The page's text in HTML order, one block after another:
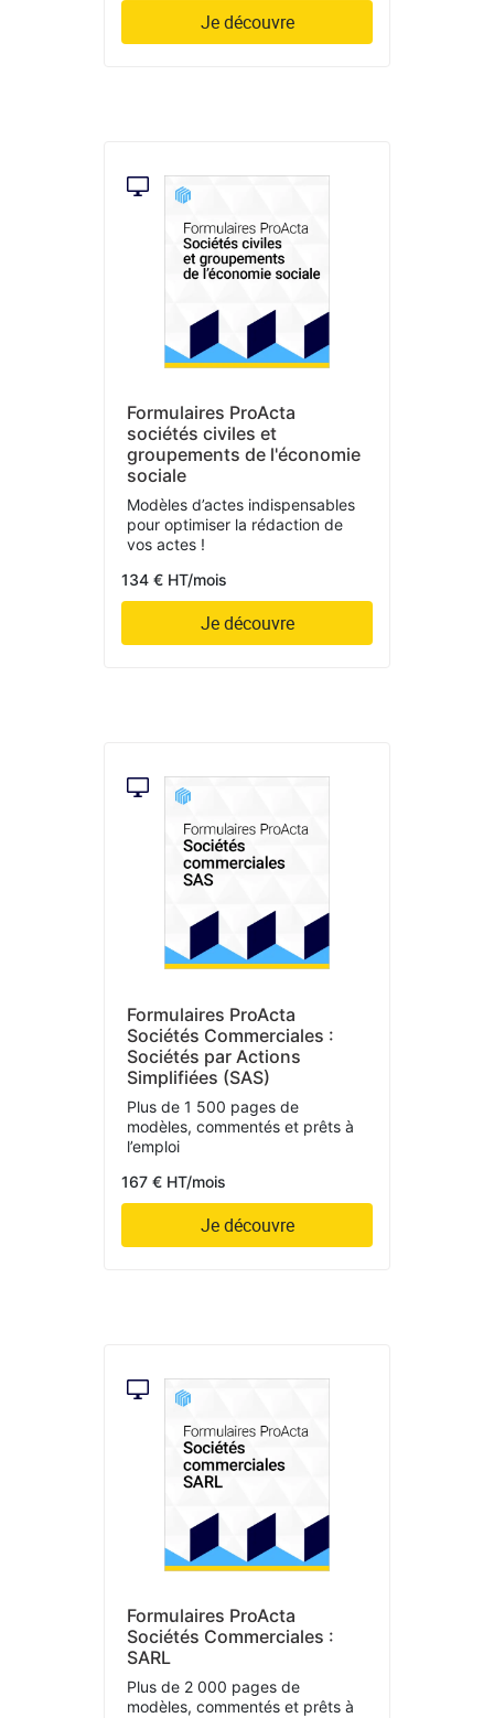
Je découvre
Formulaires ProActa
sociétés civiles et
groupements de l'économie
sociale
Modèles d’actes indispensables
pour optimiser la rédaction de
vos actes !
134 € HT/mois
Je découvre
Formulaires ProActa
Sociétés Commerciales :
Sociétés par Actions
Simplifiées (SAS)
Plus de 1 500 pages de
modèles, commentés et prêts à
l’emploi
167 € HT/mois
Je découvre
Formulaires ProActa
Sociétés Commerciales :
SARL
Plus de 2 000 pages de
modèles, commentés et prêts à